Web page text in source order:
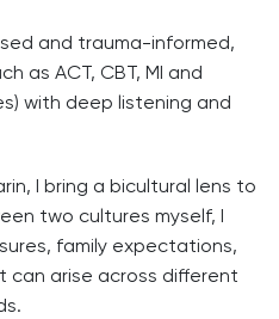
and trauma-informed,
as ACT, CBT, MI and
with deep listening and
I bring a bicultural lens to
two cultures myself, I
family expectations,
arise across different